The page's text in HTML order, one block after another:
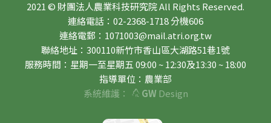
2021 © 財團法人農業科技研究院 All Rights Reserved.
連絡電話：02-2368-1718 分機606
連絡電郵：1071003@mail.atri.org.tw
聯絡地址：300110新竹市香山區大湖路51巷1號
服務時間：星期一至星期五 09:00 ~ 12:30及13:30 ~ 18:00
指導單位：農業部
系統維護：
GWDesign